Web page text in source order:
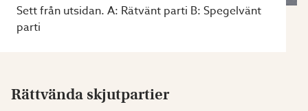
Sett från utsidan. A: Rätvänt parti B: Spegelvänt
parti
Rättvända skjutpartier